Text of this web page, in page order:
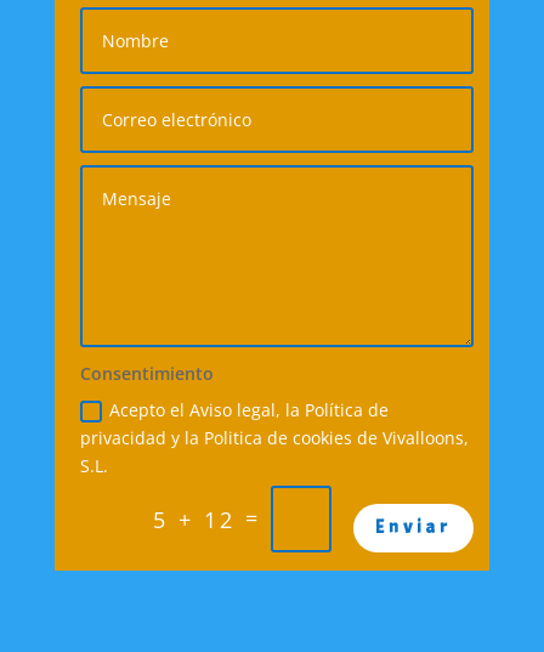
Consentimiento
Acepto el Aviso legal, la Política de
privacidad y la Politica de cookies de Vivalloons,
S.L.
5 + 12 = Enviar